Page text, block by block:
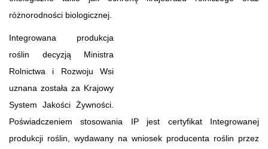
różnorodności biologicznej.
Integrowana produkcja
roślin decyzją Ministra
Rolnictwa i Rozwoju Wsi
uznana została za Krajowy
System Jakości Żywności.
Poświadczeniem stosowania IP jest certyfikat Integrowanej
produkcji roślin, wydawany na wniosek producenta roślin przez